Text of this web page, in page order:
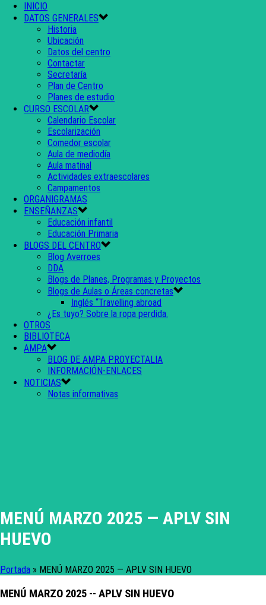
INICIO
DATOS GENERALES
Historia
Ubicación
Datos del centro
Contactar
Secretaría
Plan de Centro
Planes de estudio
CURSO ESCOLAR
Calendario Escolar
Escolarización
Comedor escolar
Aula de mediodía
Aula matinal
Actividades extraescolares
Campamentos
ORGANIGRAMAS
ENSEÑANZAS
Educación infantil
Educación Primaria
BLOGS DEL CENTRO
Blog Averroes
DDA
Blogs de Planes, Programas y Proyectos
Blogs de Aulas o Áreas concretas
Inglés “Travelling abroad
¿Es tuyo? Sobre la ropa perdida.
OTROS
BIBLIOTECA
AMPA
BLOG DE AMPA PROYECTALIA
INFORMACIÓN-ENLACES
NOTICIAS
Notas informativas
MENÚ MARZO 2025 — APLV SIN
HUEVO
Portada » MENÚ MARZO 2025 — APLV SIN HUEVO
MENÚ MARZO 2025 -- APLV SIN HUEVO